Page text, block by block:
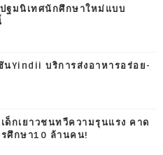
ฐมนิเทศนักศึกษาใหม่แบบ
นYindii บริการส่งอาหารอร่อย-
กเยาวชนทวีความรุนแรง คาด
ศึกษา10 ล้านคน!